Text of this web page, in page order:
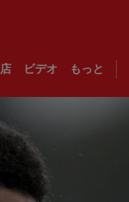
店 ビデオ もっと